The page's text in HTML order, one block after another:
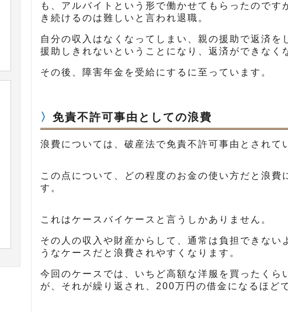
も、アルバイトという形で働かせてもらったので
き続けるのは難しいと言われ退職。
自分の収入はなくなってしまい、親の援助で返済を
援助しきれないということになり、返済ができなく
その後、障害年金を受給にするに至っています。
免責不許可事由としての浪費
浪費については、破産法で免責不許可事由とされて
この点について、どの程度のお金の使い方だと浪費
す。
これはケースバイケースと言うしかありません。
その人の収入や財産からして、通常は負担できない
うなケースだと浪費されやすくなります。
今回のケースでは、いちど高額な洋服を買ったくら
が、それが繰り返され、200万円の借金になるほど